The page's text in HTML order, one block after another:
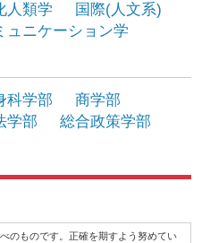
人類学
国際(人文系)
ュニケーション学
科学部
商学部
学部
総合政策学部
のものです。正確を期すよう努めてい